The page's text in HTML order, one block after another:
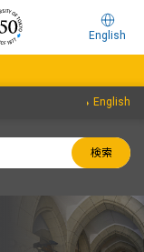
English
English
検索